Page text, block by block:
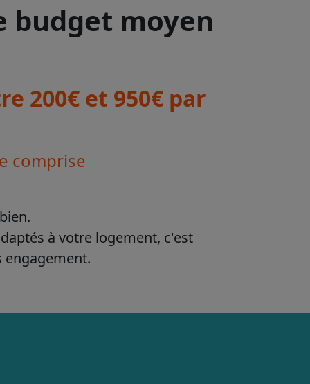
budget moyen
200€ et 950€ par
comprise
à votre logement, c'est
engagement.